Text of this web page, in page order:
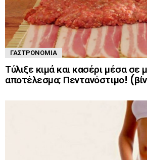
ΓΑΣΤΡΟΝΟΜΊΑ
Τύλιξε κιμά και κασέρι μέσα σε
αποτέλεσμα; Πεντανόστιμο!